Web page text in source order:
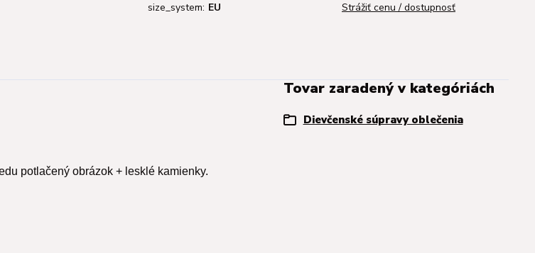
size_system: EU Strážiť cenu / dostupnosť
potlačený obrázok + lesklé kamienky.
Tovar zaradený v kategóriách
Dievčenské súpravy oblečenia